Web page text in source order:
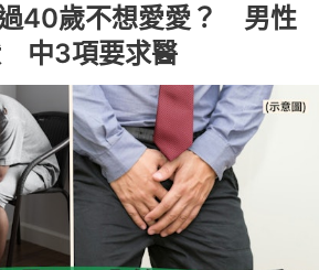
40歲不想愛愛？ 男性
中3項要求醫